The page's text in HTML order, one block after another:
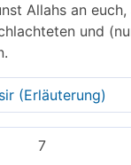
Allahs an
und
(Erläuterung)
7